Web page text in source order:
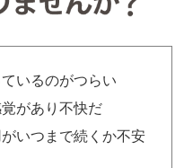
いるのがつらい
があり不快だ
いつまで続くか不安